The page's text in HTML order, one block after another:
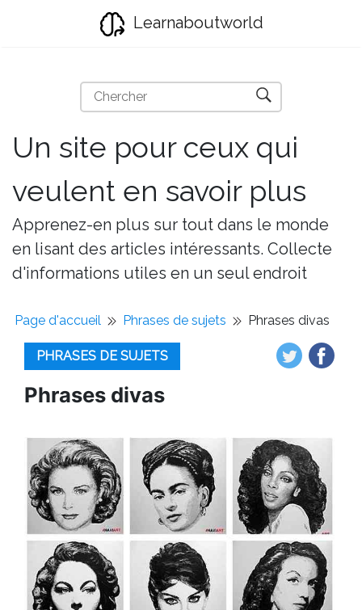
Learnaboutworld
Un site pour ceux qui
veulent en savoir plus
Apprenez-en plus sur tout dans le monde
en lisant des articles intéressants. Collecte
d'informations utiles en un seul endroit
Page d'accueil Phrases de sujets Phrases divas
PHRASES DE SUJETS
Phrases divas